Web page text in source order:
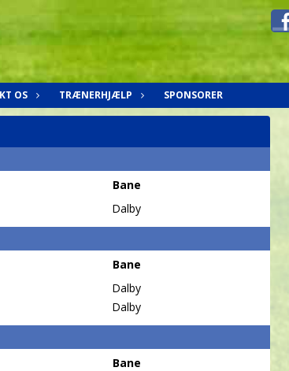
OS TRÆNERHJÆLP SPONSORER
Bane
Dalby
Bane
Dalby
Dalby
Bane